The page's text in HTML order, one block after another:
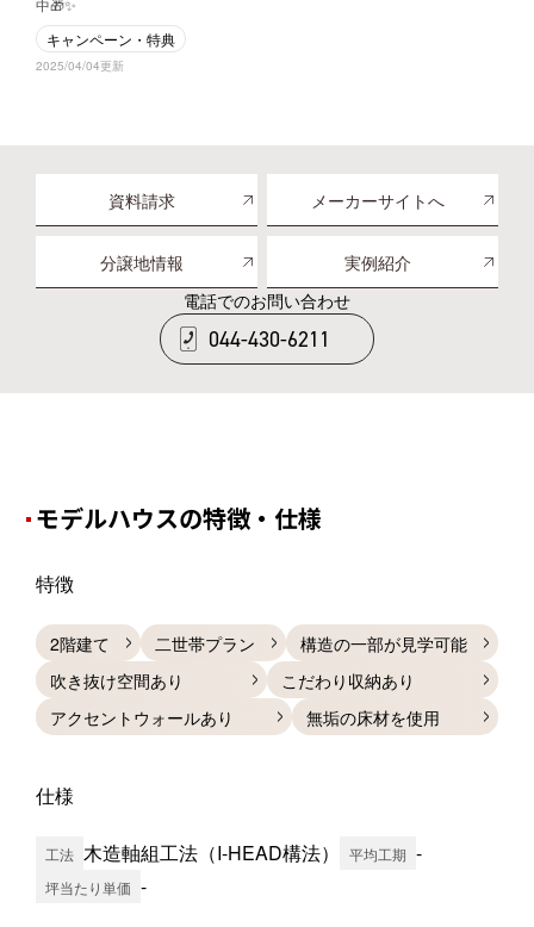
キャンペーン・特典
2025/04/04更新
資料請求 メーカーサイトへ
分譲地情報
実例紹介
電話でのお問い合わせ
044-430-6211
モデルハウスの特徴・仕様
特徴
2階建て 二世帯プラン
構造の一部が見学可能
吹き抜け空間あり
こだわり収納あり
アクセントウォールあり
無垢の床材を使用
仕様
工法 木造軸組工法（I-HEAD構法） 平均工期 -
坪当たり単価 -